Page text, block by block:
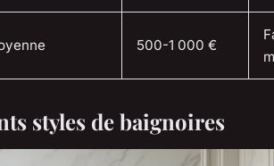
500-1 000 €
styles de baignoires